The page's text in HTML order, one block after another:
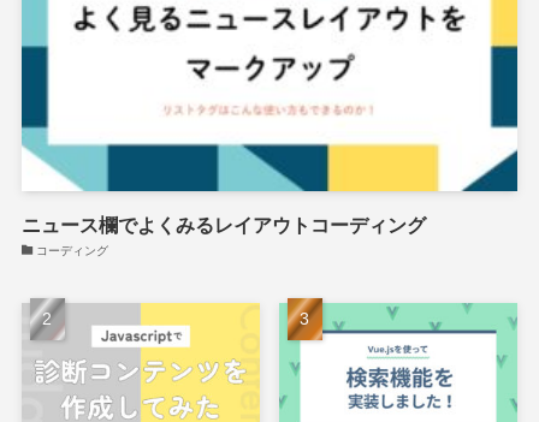
ニュース欄でよくみるレイアウトコーディング
コーディング